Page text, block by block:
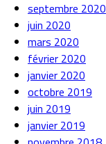
septembre 2020
juin 2020
mars 2020
février 2020
janvier 2020
octobre 2019
juin 2019
janvier 2019